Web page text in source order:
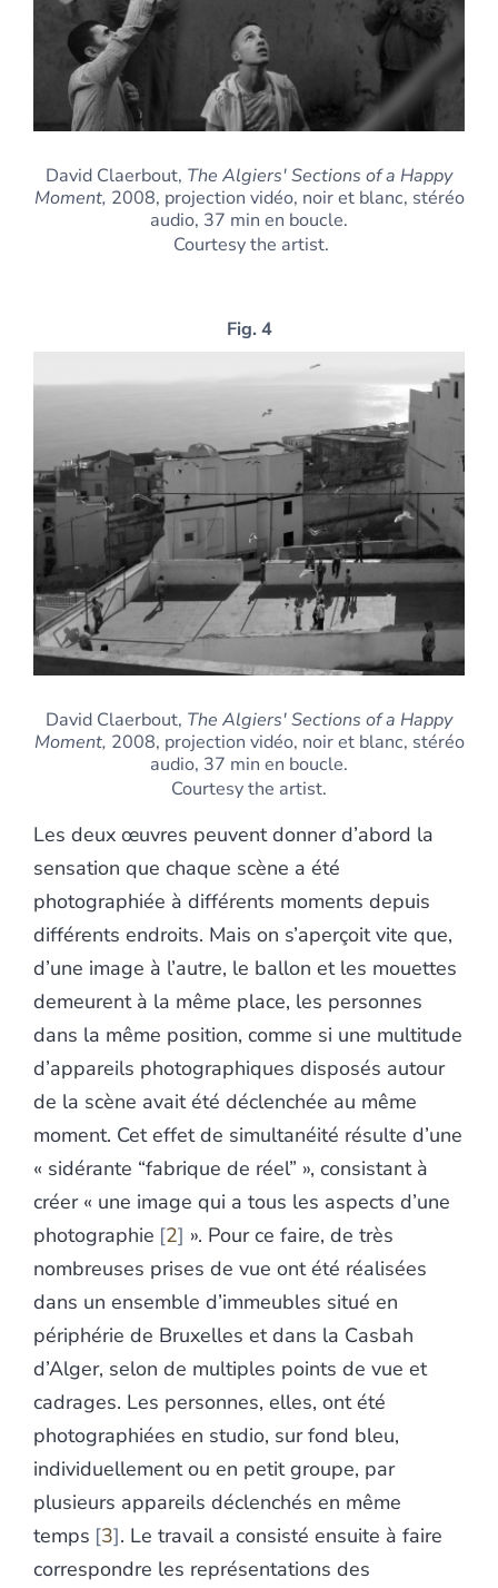
David Claerbout, The Algiers' Sections of a Happy
Moment, 2008, projection vidéo, noir et blanc, stéréo
audio, 37 min en boucle.
Courtesy the artist.
Fig. 4
David Claerbout, The Algiers' Sections of a Happy
Moment, 2008, projection vidéo, noir et blanc, stéréo
audio, 37 min en boucle.
Courtesy the artist.
Les deux œuvres peuvent donner d’abord la
sensation que chaque scène a été
photographiée à différents moments depuis
différents endroits. Mais on s’aperçoit vite que,
d’une image à l’autre, le ballon et les mouettes
demeurent à la même place, les personnes
dans la même position, comme si une multitude
d’appareils photographiques disposés autour
de la scène avait été déclenchée au même
moment. Cet effet de simultanéité résulte d’une
« sidérante “fabrique de réel” », consistant à
créer « une image qui a tous les aspects d’une
photographie 2 ». Pour ce faire, de très
nombreuses prises de vue ont été réalisées
dans un ensemble d’immeubles situé en
périphérie de Bruxelles et dans la Casbah
d’Alger, selon de multiples points de vue et
cadrages. Les personnes, elles, ont été
photographiées en studio, sur fond bleu,
individuellement ou en petit groupe, par
plusieurs appareils déclenchés en même
temps 3 . Le travail a consisté ensuite à faire
correspondre les représentations des